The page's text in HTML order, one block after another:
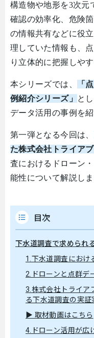
構造物や地形を3次元
確認の効率化、危険
の情報共有などに役
理していた情報も、
り立体的に把握しや
本シリーズでは、
「
例紹介シリーズ」 と
データ活用の事例を紹
第一弾となる今回は、
た株式会社トライア
査におけるドローン
能性について解説しま
目次
下水道調査で求められ
1.下水道調査におけ
2.ドローンと点群デ
3.株式会社トライア
る下水道調査の実証
▶ 取材動画はこちら
4.ドローン活用が広